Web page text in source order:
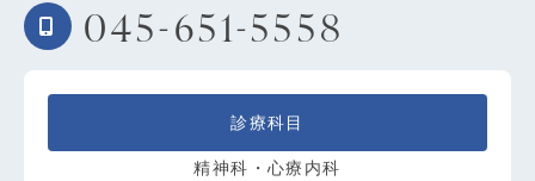
045-651-5558
診療科目
精神科・心療内科